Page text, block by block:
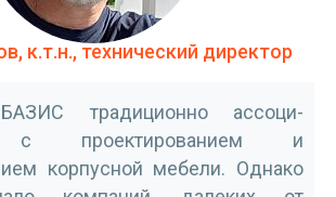
к.т.н., технический директор
традиционно ассоци­
с проектированием и
корпусной мебели. Однако